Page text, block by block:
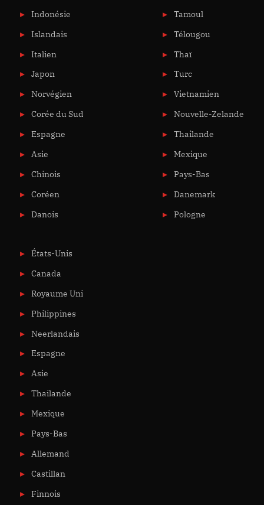
Indonésie
Islandais
Italien
Japon
Norvégien
Corée du Sud
Espagne
Asie
Chinois
Coréen
Danois
Tamoul
Télougou
Thaï
Turc
Vietnamien
Nouvelle-Zelande
Thailande
Mexique
Pays-Bas
Danemark
Pologne
États-Unis
Canada
Royaume Uni
Philippines
Neerlandais
Espagne
Asie
Thailande
Mexique
Pays-Bas
Allemand
Castillan
Finnois